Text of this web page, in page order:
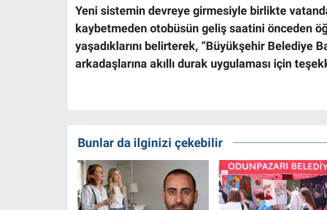
Yeni sistemin devreye girmesiyle birlikte
kaybetmeden otobüsün geliş saatini önceden
yaşadıklarını belirterek, “Büyükşehir Belediye
arkadaşlarına akıllı durak uygulaması için
Bunlar da ilginizi çekebilir